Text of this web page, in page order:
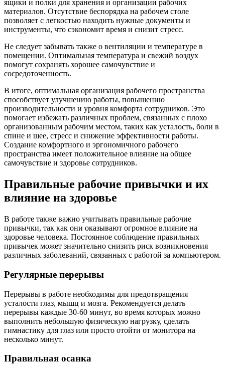
ящики и полки для хранения и организации рабочих
материалов. Отсутствие беспорядка на рабочем столе
позволяет с легкостью находить нужные документы и
инструменты, что сэкономит время и снизит стресс.
Не следует забывать также о вентиляции и температуре в
помещении. Оптимальная температура и свежий воздух
помогут сохранять хорошее самочувствие и
сосредоточенность.
В итоге, оптимальная организация рабочего пространства
способствует улучшению работы, повышению
производительности и уровня комфорта сотрудников. Это
помогает избежать различных проблем, связанных с плохо
организованным рабочим местом, таких как усталость, боли в
спине и шее, стресс и снижение эффективности работы.
Создание комфортного и эргономичного рабочего
пространства имеет положительное влияние на общее
самочувствие и здоровье сотрудников.
Правильные рабочие привычки и их
влияние на здоровье
В работе также важно учитывать правильные рабочие
привычки, так как они оказывают огромное влияние на
здоровье человека. Постоянное соблюдение правильных
привычек может значительно снизить риск возникновения
различных заболеваний, связанных с работой за компьютером.
Регулярные перерывы
Перерывы в работе необходимы для предотвращения
усталости глаз, мышц и мозга. Рекомендуется делать
перерывы каждые 30-60 минут, во время которых можно
выполнить небольшую физическую нагрузку, сделать
гимнастику для глаз или просто отойти от монитора на
несколько минут.
Правильная осанка